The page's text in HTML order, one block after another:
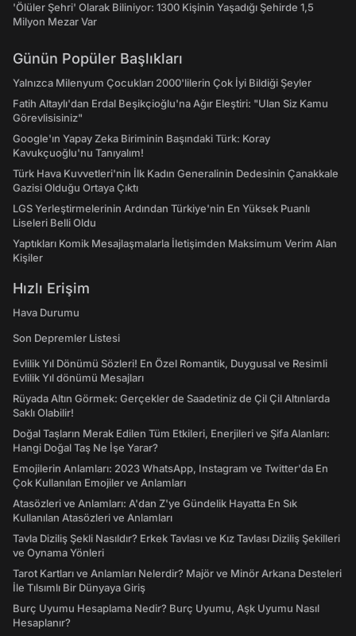
'Ölüler Şehri' Olarak Biliniyor: 1300 Kişinin Yaşadığı Şehirde 1,5
Milyon Mezar Var
Günün Popüler Başlıkları
Yalnızca Milenyum Çocukları 2000'lilerin Çok İyi Bildiği Şeyler
Fatih Altaylı'dan Erdal Beşikçioğlu'na Ağır Eleştiri: "Ulan Siz Kamu
Görevlisisiniz"
Google'ın Yapay Zeka Biriminin Başındaki Türk: Koray
Kavukçuoğlu'nu Tanıyalım!
Türk Hava Kuvvetleri'nin İlk Kadın Generalinin Dedesinin Çanakkale
Gazisi Olduğu Ortaya Çıktı
LGS Yerleştirmelerinin Ardından Türkiye'nin En Yüksek Puanlı
Liseleri Belli Oldu
Yaptıkları Komik Mesajlaşmalarla İletişimden Maksimum Verim Alan
Kişiler
Hızlı Erişim
Hava Durumu
Son Depremler Listesi
Evlilik Yıl Dönümü Sözleri! En Özel Romantik, Duygusal ve Resimli
Evlilik Yıl dönümü Mesajları
Rüyada Altın Görmek: Gerçekler de Saadetiniz de Çil Çil Altınlarda
Saklı Olabilir!
Doğal Taşların Merak Edilen Tüm Etkileri, Enerjileri ve Şifa Alanları:
Hangi Doğal Taş Ne İşe Yarar?
Emojilerin Anlamları: 2023 WhatsApp, Instagram ve Twitter'da En
Çok Kullanılan Emojiler ve Anlamları
Atasözleri ve Anlamları: A'dan Z'ye Gündelik Hayatta En Sık
Kullanılan Atasözleri ve Anlamları
Tavla Diziliş Şekli Nasıldır? Erkek Tavlası ve Kız Tavlası Diziliş Şekilleri
ve Oynama Yönleri
Tarot Kartları ve Anlamları Nelerdir? Majör ve Minör Arkana Desteleri
İle Tılsımlı Bir Dünyaya Giriş
Burç Uyumu Hesaplama Nedir? Burç Uyumu, Aşk Uyumu Nasıl
Hesaplanır?